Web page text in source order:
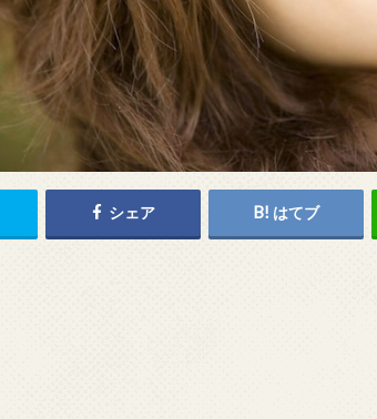
シェア はてブ